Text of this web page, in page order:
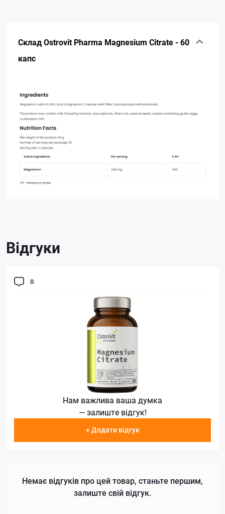
Склад Ostrovit Pharma Magnesium Citrate - 60
капс
Відгуки
0
Нам важлива ваша думка
— залиште відгук!
+ Додати відгук
Немає відгуків про цей товар, станьте першим,
залиште свій відгук.